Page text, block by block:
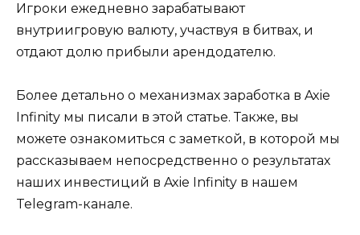
Игроки ежедневно зарабатывают
внутриигровую валюту, участвуя в битвах, и
отдают долю прибыли арендодателю.
Более детально о механизмах заработка в Axie
Infinity мы писали в этой статье. Также, вы
можете ознакомиться с заметкой, в которой мы
рассказываем непосредственно о результатах
наших инвестиций в Axie Infinity в нашем
Telegram-канале.